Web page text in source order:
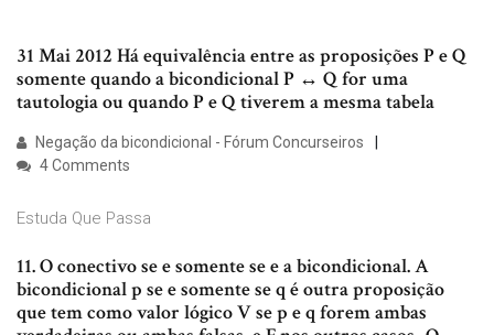
31 Mai 2012 Há equivalência entre as proposições P e Q
somente quando a bicondicional P ↔ Q for uma
tautologia ou quando P e Q tiverem a mesma tabela
Negação da bicondicional - Fórum Concurseiros
4 Comments
Estuda Que Passa
11. O conectivo se e somente se e a bicondicional. A
bicondicional p se e somente se q é outra proposição
que tem como valor lógico V se p e q forem ambas